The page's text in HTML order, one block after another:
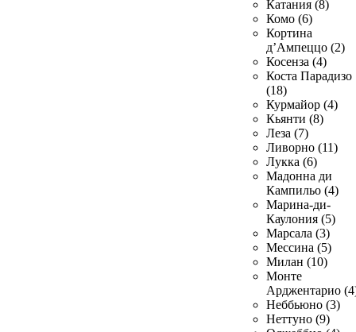
Катания (8)
Комо (6)
Кортина
д’Ампеццо (2)
Косенза (4)
Коста Парадизо
(18)
Курмайор (4)
Кьянти (8)
Леза (7)
Ливорно (11)
Лукка (6)
Мадонна ди
Кампильо (4)
Марина-ди-
Каулония (5)
Марсала (3)
Мессина (5)
Милан (10)
Монте
Арджентарио
Неббьюно (3)
Неттуно (9)